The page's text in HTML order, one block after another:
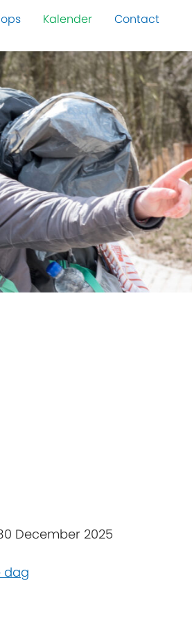
Kalender Contact
December 2025
dag